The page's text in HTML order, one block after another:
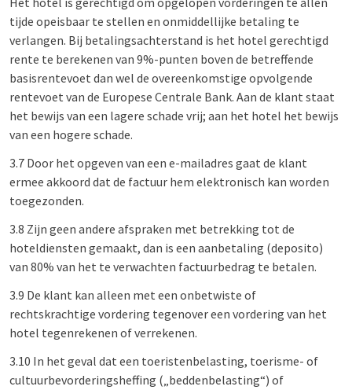
tijde opeisbaar te stellen en onmiddellijke betaling te
verlangen. Bij betalingsachterstand is het hotel gerechtigd
rente te berekenen van 9%-punten boven de betreffende
basisrentevoet dan wel de overeenkomstige opvolgende
rentevoet van de Europese Centrale Bank. Aan de klant staat
het bewijs van een lagere schade vrij; aan het hotel het bewijs
van een hogere schade.
3.7 Door het opgeven van een e-mailadres gaat de klant
ermee akkoord dat de factuur hem elektronisch kan worden
toegezonden.
3.8 Zijn geen andere afspraken met betrekking tot de
hoteldiensten gemaakt, dan is een aanbetaling (deposito)
van 80% van het te verwachten factuurbedrag te betalen.
3.9 De klant kan alleen met een onbetwiste of
rechtskrachtige vordering tegenover een vordering van het
hotel tegenrekenen of verrekenen.
3.10 In het geval dat een toeristenbelasting, toerisme- of
cultuurbevorderingsheffing („beddenbelasting“) of